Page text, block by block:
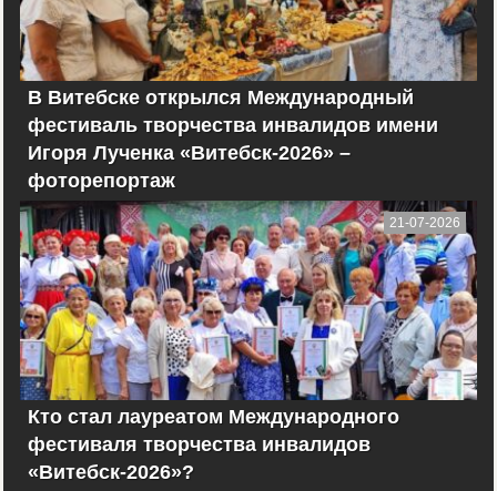
В Витебске открылся Международный
фестиваль творчества инвалидов имени
Игоря Лученка «Витебск-2026» –
фоторепортаж
21-07-2026
Кто стал лауреатом Международного
фестиваля творчества инвалидов
«Витебск-2026»?